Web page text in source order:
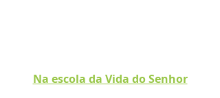
Na escola da Vida do Senhor